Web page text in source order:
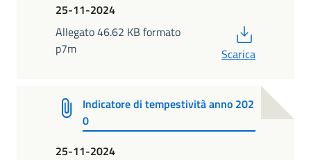
25-11-2024
Allegato 46.62 KB formato
p7m
Scarica
Indicatore di tempestività anno 202
0
25-11-2024